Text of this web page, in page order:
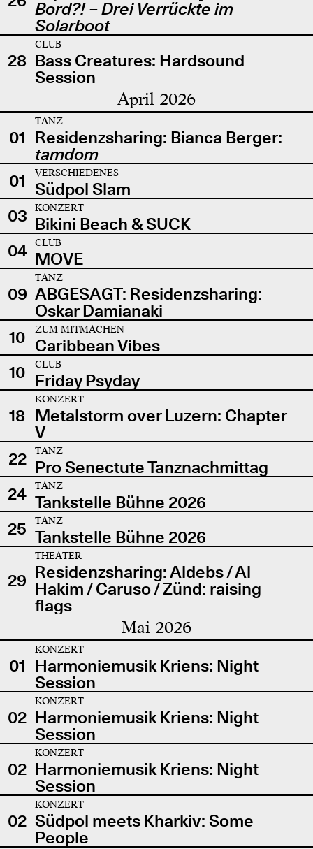
Bord?! – Drei Verrückte im
Solarboot
28
CLUB
Bass Creatures: Hardsound
Session
April 2026
01
TANZ
Residenzsharing: Bianca Berger:
tamdom
01
VERSCHIEDENES
Südpol Slam
03
KONZERT
Bikini Beach & SUCK
04
CLUB
MOVE
09
TANZ
ABGESAGT: Residenzsharing:
Oskar Damianaki
10
ZUM MITMACHEN
Caribbean Vibes
10
CLUB
Friday Psyday
18
KONZERT
Metalstorm over Luzern: Chapter
V
22
TANZ
Pro Senectute Tanznachmittag
24
TANZ
Tankstelle Bühne 2026
25
TANZ
Tankstelle Bühne 2026
29
THEATER
Residenzsharing: Aldebs / Al
Hakim / Caruso / Zünd: raising
flags
Mai 2026
01
KONZERT
Harmoniemusik Kriens: Night
Session
02
KONZERT
Harmoniemusik Kriens: Night
Session
02
KONZERT
Harmoniemusik Kriens: Night
Session
02
KONZERT
Südpol meets Kharkiv: Some
People